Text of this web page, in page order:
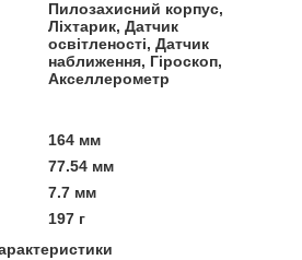
Пилозахисний корпус,
Ліхтарик, Датчик
освітленості, Датчик
наближення, Гіроскоп,
Акселлерометр
164 мм
77.54 мм
7.7 мм
197 г